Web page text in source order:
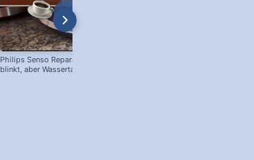
Philips Senso Reparatur: Blaue LED
blinkt, aber Wassertank voll?